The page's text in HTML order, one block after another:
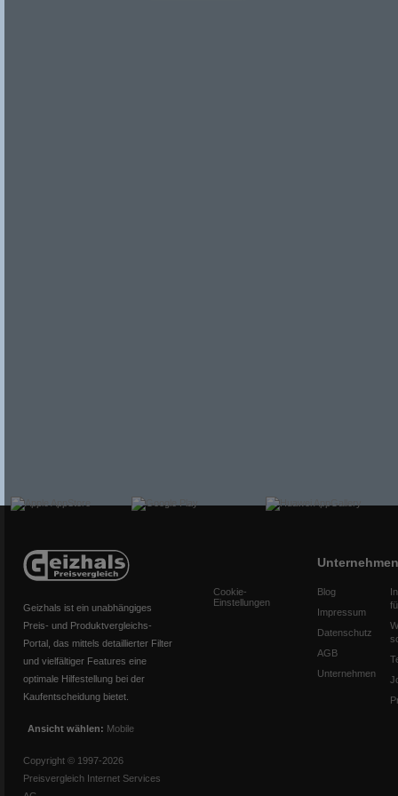
Geizhals ist ein unabhängiges
Preis- und Produktvergleichs-
Portal, das mittels detaillierter Filter
und vielfältiger Features eine
optimale Hilfestellung bei der
Kaufentscheidung bietet.
Ansicht wählen: Mobile
Copyright © 1997-2026
Preisvergleich Internet Services
Cookie-
Einstellungen
Unternehmen
Blog
Impressum
Datenschutz
AGB
Unternehmen